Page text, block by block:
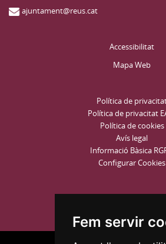
Fem servir
ajuntament@reus.cat
Accessibilitat
Mapa Web
Política de
Política de privacitat
Política de cookies
Avís legal
Informació Bàsica
Configurar Cookies